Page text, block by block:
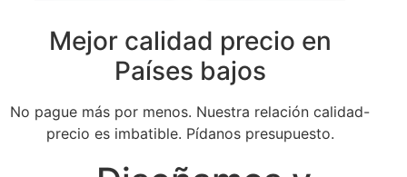
Mejor calidad precio en
Países bajos
No pague más por menos. Nuestra relación calidad-
precio es imbatible. Pídanos presupuesto.